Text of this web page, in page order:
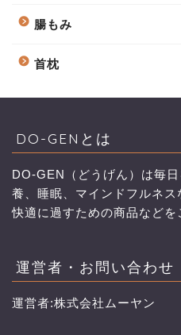
腸もみ
首枕
DO-GENとは
DO-GEN（どうげん）は毎
養、睡眠、マインドフルネ
快適に過すための商品などを
運営者・お問い合わせ
運営者:株式会社ムーヤン